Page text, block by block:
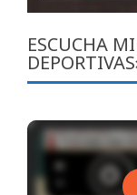
ESCUCHA